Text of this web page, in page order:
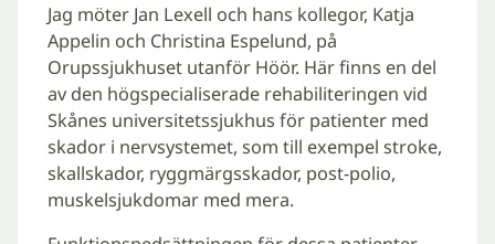
Jag möter Jan Lexell och hans kollegor, Katja
Appelin och Christina Espelund, på
Orupssjukhuset utanför Höör. Här finns en del
av den högspecialiserade rehabiliteringen vid
Skånes universitetssjukhus för patienter med
skador i nervsystemet, som till exempel stroke,
skallskador, ryggmärgsskador, post-polio,
muskelsjukdomar med mera.